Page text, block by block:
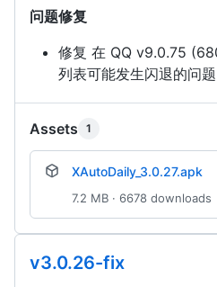
问题修复
修复 在 QQ v9.0.75
列表可能发生闪退的问题
Assets 1
XAutoDaily_3.0.27.apk
7.2 MB · 6678 downloads
v3.0.26-fix